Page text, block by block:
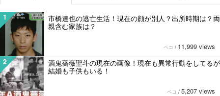
1
市橋達也の逃亡生活！現在の顔が別人？出所時期は？両
親含む家族は？
ペコ / 11,999 views
2
酒鬼薔薇聖斗の現在の画像！現在も異常行動をしてるが
結婚も子供もいる！
ペコ / 5,207 views